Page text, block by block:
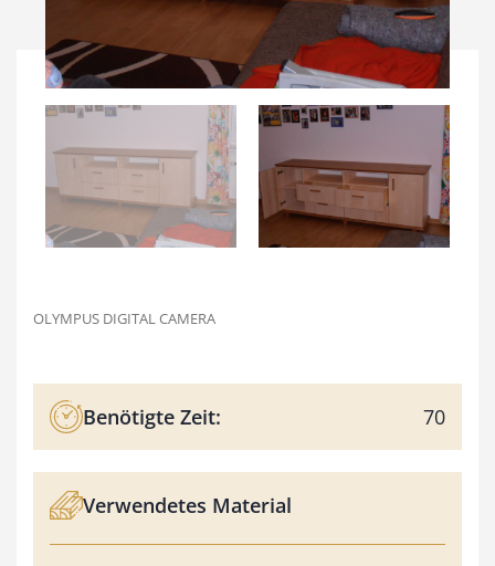
OLYMPUS DIGITAL CAMERA
Benötigte Zeit: 70
Verwendetes Material